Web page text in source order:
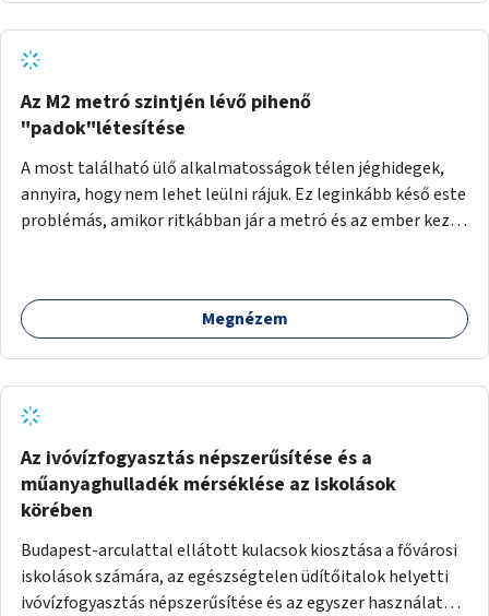
Az M2 metró szintjén lévő pihenő
"padok"létesítése
A most található ülő alkalmatosságok télen jéghidegek,
annyira, hogy nem lehet leülni rájuk. Ez leginkább késő este
problémás, amikor ritkábban jár a metró és az ember keze
Megnézem
Az ivóvízfogyasztás népszerűsítése és a
műanyaghulladék mérséklése az iskolások
körében
Budapest-arculattal ellátott kulacsok kiosztása a fővárosi
iskolások számára, az egészségtelen üdítőitalok helyetti
ivóvízfogyasztás népszerűsítése és az egyszer használatos